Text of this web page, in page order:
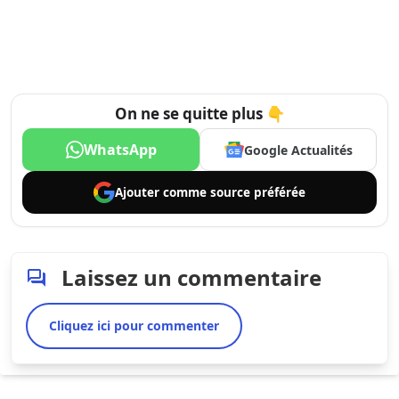
On ne se quitte plus 👇
WhatsApp Google Actualités
Ajouter comme source préférée
Laissez un commentaire
Cliquez ici pour commenter